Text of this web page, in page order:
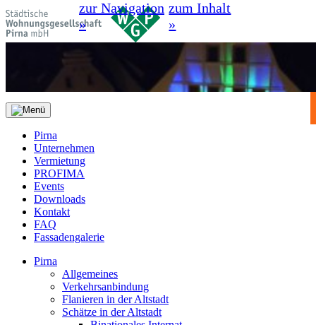
zur Navigation
»
zum Inhalt
»
Pirna
Unternehmen
Vermietung
PROFIMA
Events
Downloads
Kontakt
FAQ
Fassadengalerie
Pirna
Allgemeines
Verkehrsanbindung
Flanieren in der Altstadt
Schätze in der Altstadt